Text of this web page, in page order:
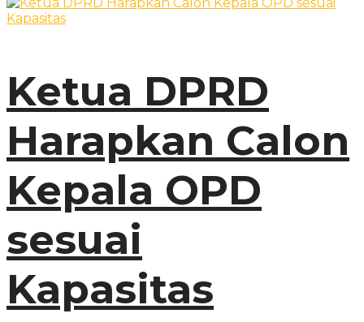
Ketua DPRD
Harapkan Calon
Kepala OPD
sesuai
Kapasitas